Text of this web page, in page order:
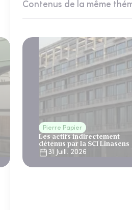
Contenus de la même
Pierre Papier
Les actifs indirectement
détenus par la SCI Linasens
31 Juill. 2026